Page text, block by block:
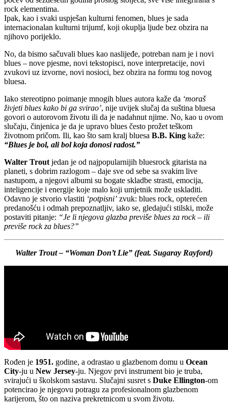
rock elementima.
Ipak, kao i svaki uspješan kulturni fenomen, blues je sada
internacionalan kulturni trijumf, koji okuplja ljude bez obzira na
njihovo porijeklo.
No, da bismo sačuvali blues kao naslijeđe, potreban nam je i novi
blues – nove pjesme, novi tekstopisci, nove interpretacije, novi
zvukovi uz izvorne, novi nosioci, bez obzira na formu tog novog
bluesa.
Iako stereotipno poimanje mnogih blues autora kaže da ‘moraš
živjeti blues kako bi ga svirao’, nije uvijek slučaj da suština bluesa
govori o autorovom životu ili da je nadahnut njime. No, kao u ovom
slučaju, činjenica je da je upravo blues često prožet teškom
životnom pričom. Ili, kao što sam kralj bluesa B.B. King kaže:
“Blues je bol, ali bol koja donosi radost.”
Walter Trout jedan je od najpopularnijih bluesrock gitarista na
planeti, s dobrim razlogom – daje sve od sebe sa svakim live
nastupom, a njegovi albumi su bogate skladbe strasti, emocija,
inteligencije i energije koje malo koji umjetnik može uskladiti.
Odavno je stvorio vlastiti ‘potpisni’ zvuk: blues rock, opterećen
predanošću i odmah prepoznatljiv, iako se, gledajući stilski, može
postaviti pitanje: “Je li njegova glazba previše blues za rock – ili
previše rock za blues?”
Walter Trout – “Woman Don’t Lie” (feat. Sugaray Rayford)
Rođen je 1951. godine, a odrastao u glazbenom domu u Ocean
City-ju u New Jersey-ju. Njegov prvi instrument bio je truba,
svirajući u školskom sastavu. Slučajni susret s Duke Ellington-om
potencirao je njegovu potragu za profesionalnom glazbenom
karijerom, što on naziva prekretnicom u svom životu.